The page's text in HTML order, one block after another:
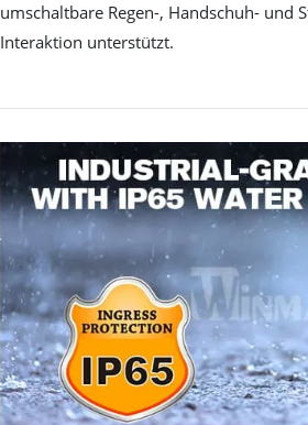
umschaltbare Regen-, Handschuh- und
Interaktion unterstützt.